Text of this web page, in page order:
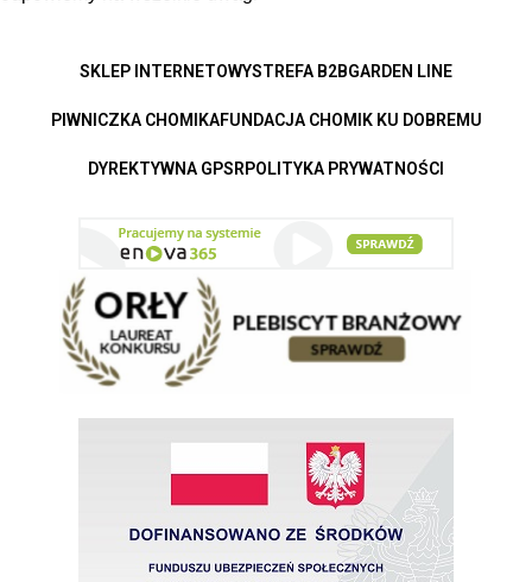
SKLEP INTERNETOWYSTREFA B2BGARDEN LINE
PIWNICZKA CHOMIKAFUNDACJA CHOMIK KU DOBREMU
DYREKTYWNA GPSRPOLITYKA PRYWATNOŚCI